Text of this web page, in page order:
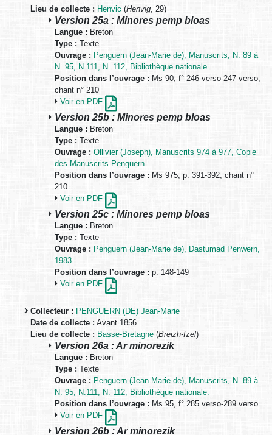
Lieu de collecte : Henvic (Henvig , 29)
Version 25a : Minores pemp bloas
Langue : Breton
Type : Texte
Ouvrage : Penguern (Jean-Marie de), Manuscrits, N. 89 à
N. 95, N.111, N. 112, Bibliothèque nationale.
Position dans l’ouvrage : Ms 90, f° 246 verso-247 verso,
chant n° 210
Voir en PDF
Version 25b : Minores pemp bloas
Langue : Breton
Type : Texte
Ouvrage : Ollivier (Joseph), Manuscrits 974 à 977, Copie
des Manuscrits Penguern.
Position dans l’ouvrage : Ms 975, p. 391-392, chant n°
210
Voir en PDF
Version 25c : Minores pemp bloas
Langue : Breton
Type : Texte
Ouvrage : Penguern (Jean-Marie de), Dastumad Penwern,
1983.
Position dans l’ouvrage : p. 148-149
Voir en PDF
Collecteur : PENGUERN (DE) Jean-Marie
Date de collecte : Avant 1856
Lieu de collecte : Basse-Bretagne (Breizh-Izel)
Version 26a : Ar minorezik
Langue : Breton
Type : Texte
Ouvrage : Penguern (Jean-Marie de), Manuscrits, N. 89 à
N. 95, N.111, N. 112, Bibliothèque nationale.
Position dans l’ouvrage : Ms 95, f° 285 verso-289 verso
Voir en PDF
Version 26b : Ar minorezik